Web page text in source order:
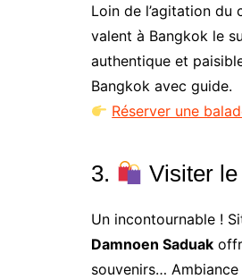
Loin de l’agitation
valent à Bangkok le
authentique et
Bangkok avec guide.
Réserver une
3. Visiter
Un incontournable !
Damnoen Saduak
souvenirs…